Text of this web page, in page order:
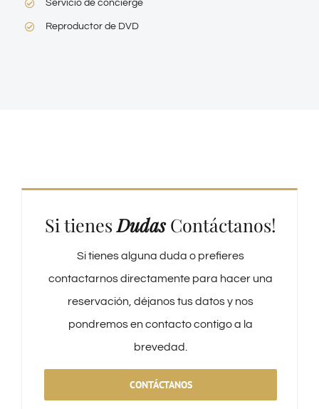
Servicio de concierge
Reproductor de DVD
Si tienesDudasContáctanos!
Si tienes alguna duda o prefieres
contactarnos directamente para hacer una
reservación, déjanos tus datos y nos
pondremos en contacto contigo a la
brevedad.
CONTÁCTANOS